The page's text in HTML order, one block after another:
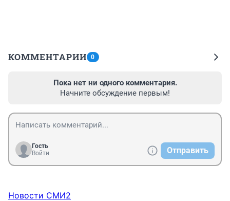
КОММЕНТАРИИ 0
Пока нет ни одного комментария.
Начните обсуждение первым!
Гость
Войти
Отправить
Новости СМИ2